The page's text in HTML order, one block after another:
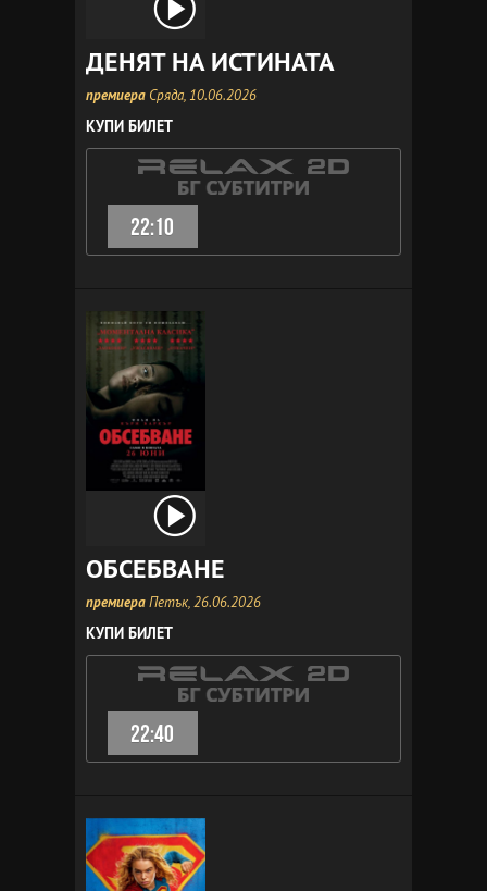
ДЕНЯТ НА ИСТИНАТА
премиера Сряда, 10.06.2026
КУПИ БИЛЕТ
22:10
ОБСЕБВАНЕ
премиераПетък, 26.06.2026
КУПИ БИЛЕТ
22:40